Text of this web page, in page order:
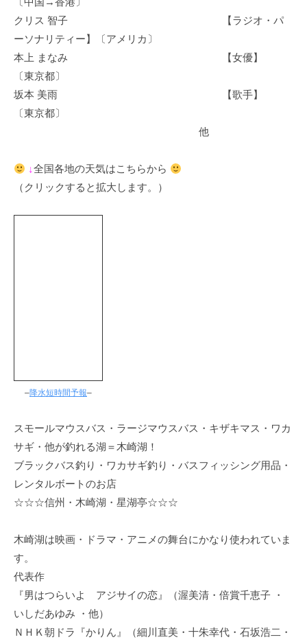
クリス 智子 【ラジオ・パ
ーソナリティー】〔アメリカ〕
本上 まなみ 【女優】
〔東京都〕
坂本 美雨 【歌手】
〔東京都〕
他
↓全国各地の天気はこちらから
（クリックすると拡大します。）
–降水短時間予報–
スモールマウスバス・ラージマウスバス・キザキマス・ワカ
サギ・他が釣れる湖＝木崎湖！
ブラックバス釣り・ワカサギ釣り・バスフィッシング用品・
レンタルボートのお店
☆☆☆信州・木崎湖・星湖亭☆☆☆
木崎湖は映画・ドラマ・アニメの舞台にかなり使われていま
す。
代表作
『男はつらいよ アジサイの恋』（渥美清・倍賞千恵子 ・
いしだあゆみ ・他）
ＮＨＫ朝ドラ『かりん』（細川直美・十朱幸代・石坂浩二・